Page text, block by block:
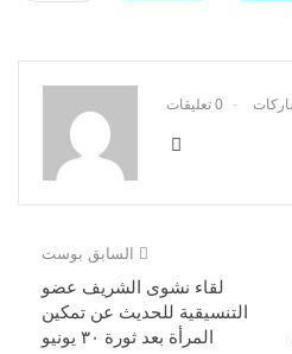
0 تعليقات
السابق بوست
لقاء نشوى الشريف عضو
التنسيقية للحديث عن تمكين
المرأة بعد ثورة ٣٠ يونيو